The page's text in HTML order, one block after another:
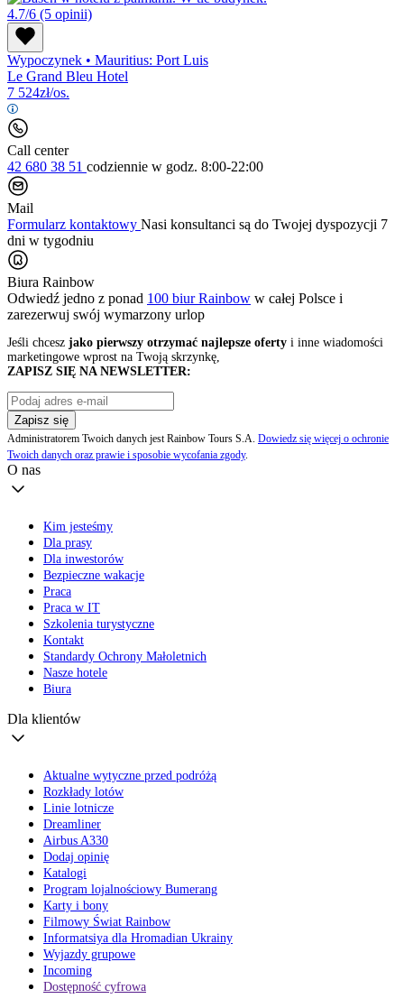
4.7/6 (5 opinii)
Wypoczynek • Mauritius: Port Luis
Le Grand Bleu Hotel
7 524zł/os.
Call center
42 680 38 51 codziennie w godz. 8:00-22:00
Mail
Formularz kontaktowy Nasi konsultanci są do Twojej dyspozycji 7
dni w tygodniu
Biura Rainbow
Odwiedź jedno z ponad 100 biur Rainbow w całej Polsce i
zarezerwuj swój wymarzony urlop
Jeśli chcesz jako pierwszy otrzymać najlepsze oferty i inne wiadomości
marketingowe wprost na Twoją skrzynkę,
ZAPISZ SIĘ NA NEWSLETTER:
Zapisz się
Administratorem Twoich danych jest Rainbow Tours S.A. Dowiedz się więcej o ochronie
Twoich danych oraz prawie i sposobie wycofania zgody.
O nas
Kim jesteśmy
Dla prasy
Dla inwestorów
Bezpieczne wakacje
Praca
Praca w IT
Szkolenia turystyczne
Kontakt
Standardy Ochrony Małoletnich
Nasze hotele
Biura
Dla klientów
Aktualne wytyczne przed podróżą
Rozkłady lotów
Linie lotnicze
Dreamliner
Airbus A330
Dodaj opinię
Katalogi
Program lojalnościowy Bumerang
Karty i bony
Filmowy Świat Rainbow
Informatsiya dla Hromadian Ukrainy
Wyjazdy grupowe
Incoming
Dostępność cyfrowa